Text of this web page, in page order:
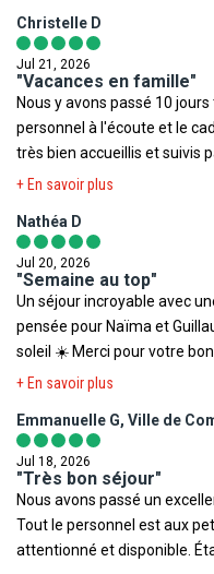
Christelle D
Jul 21, 2026
"Vacances en famille"
Nous y avons passé 10
personnel à l'écoute et le
très bien accueillis et suivis
Guillaume , notre animateur
vancances TOP !
+ En savoir plus
Nathéa D
Jul 20, 2026
"Semaine au top"
Un séjour incroyable avec
pensée pour Naïma et
soleil ☀️ Merci pour votre
moments, vous avez
+ En savoir plus
Emmanuelle G, Ville de
Jul 18, 2026
"Très bon séjour"
Nous avons passé un
Tout le personnel est aux
attentionné et disponible. Étant intolérante au gluten, Manuela a